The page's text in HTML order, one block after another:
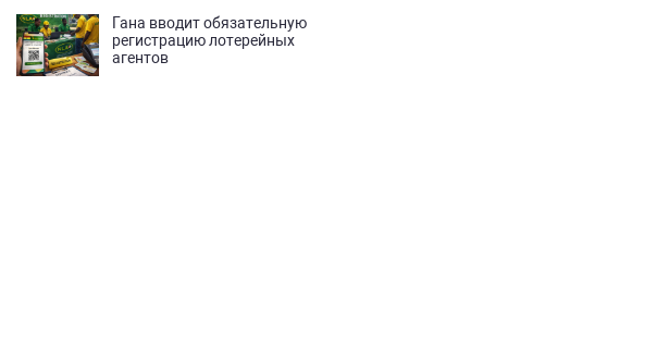
Гана вводит обязательную
регистрацию лотерейных
агентов